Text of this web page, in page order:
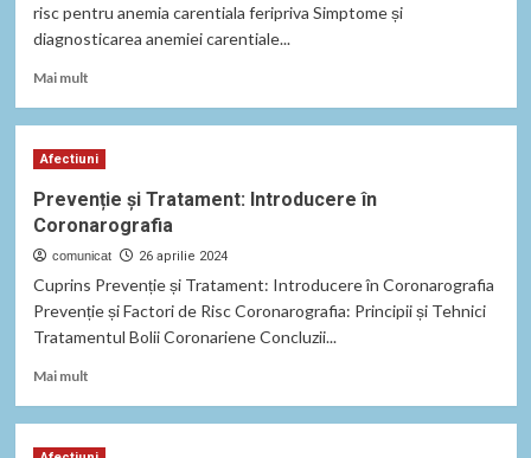
risc pentru anemia carentiala feripriva Simptome și
diagnosticarea anemiei carentiale...
Mai multRead
carentiala
cauze,
simptome,
diagnostic
și
tratament
Afectiuni
Prevenție și Tratament: Introducere în
Coronarografia
comunicat 26 aprilie 2024
Cuprins Prevenție și Tratament: Introducere în Coronarografia
Prevenție și Factori de Risc Coronarografia: Principii și Tehnici
Tratamentul Bolii Coronariene Concluzii...
Mai multRead